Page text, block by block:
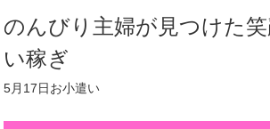
のんびり主婦が見つけた
い稼ぎ
5月17日お小遣い